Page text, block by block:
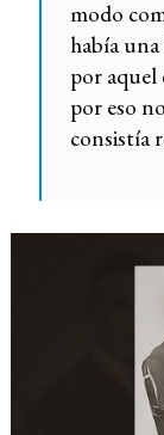
modo
había
por aquel
por eso
consistía